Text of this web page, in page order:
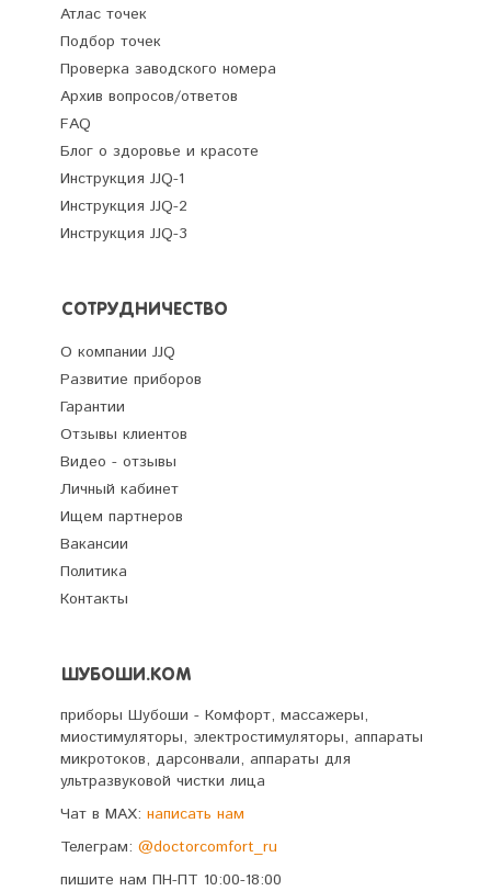
Атлас точек
Подбор точек
Проверка заводского номера
Архив вопросов/ответов
FAQ
Блог о здоровье и красоте
Инструкция JJQ-1
Инструкция JJQ-2
Инструкция JJQ-3
СОТРУДНИЧЕСТВО
О компании JJQ
Развитие приборов
Гарантии
Отзывы клиентов
Видео - отзывы
Личный кабинет
Ищем партнеров
Вакансии
Политика
Контакты
ШУБОШИ.КОМ
приборы Шубоши - Комфорт, массажеры,
миостимуляторы, электростимуляторы, аппараты
микротоков, дарсонвали, аппараты для
ультразвуковой чистки лица
Чат в MAX: написать нам
Телеграм: @doctorcomfort_ru
пишите нам ПН-ПТ 10:00-18:00